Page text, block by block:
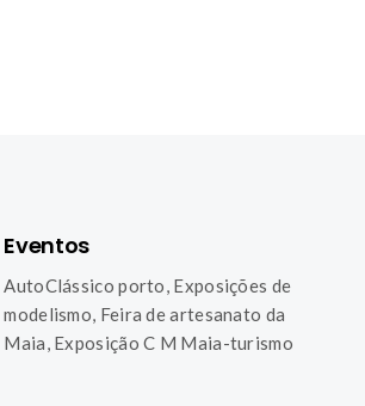
Eventos
AutoClássico porto, Exposições de
modelismo, Feira de artesanato da
Maia, Exposição C M Maia-turismo